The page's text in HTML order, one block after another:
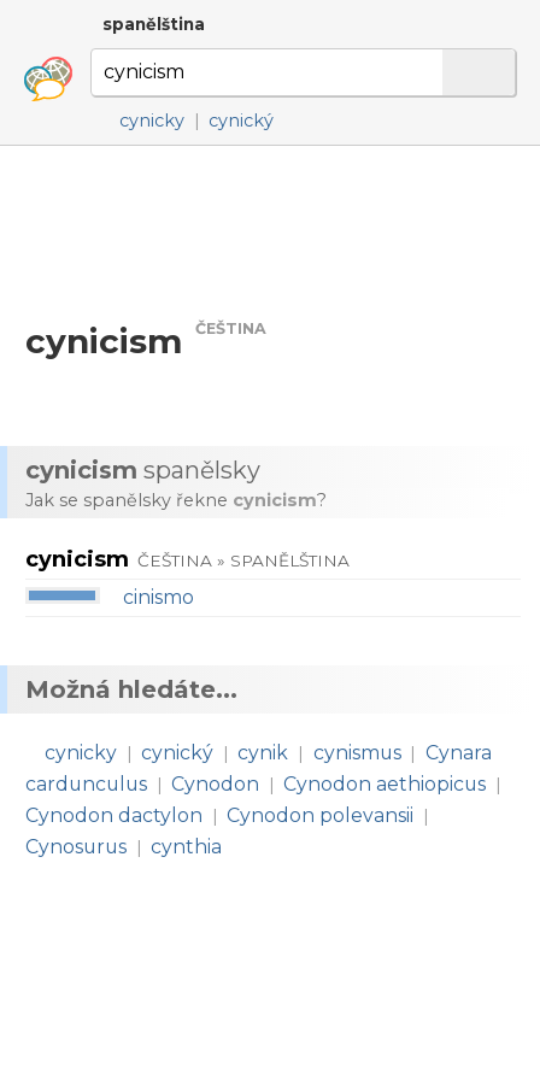
spanělština
cynicky | cynický
cynicism ČEŠTINA
cynicism spanělsky
Jak se spanělsky řekne cynicism?
cynicism ČEŠTINA » SPANĚLŠTINA
cinismo
Možná hledáte...
cynicky | cynický | cynik | cynismus | Cynara
cardunculus | Cynodon | Cynodon aethiopicus |
Cynodon dactylon | Cynodon polevansii |
Cynosurus | cynthia